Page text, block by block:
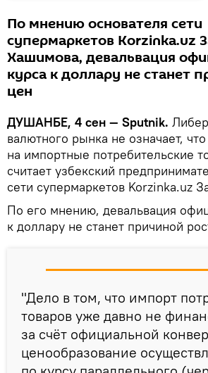
По мнению основателя сети
супермаркетов Korzinka.uz
Хашимова, девальвация
курса к доллару не станет
цен
ДУШАНБЕ, 4 сен — Sputnik.
валютного рынка не означает,
на импортные потребительские
считает узбекский
сети супермаркетов Korzinka.uz
По его мнению, девальвация
к доллару не станет причиной
"Дело в том, что импорт
товаров уже давно не
за счёт официальной
ценообразование